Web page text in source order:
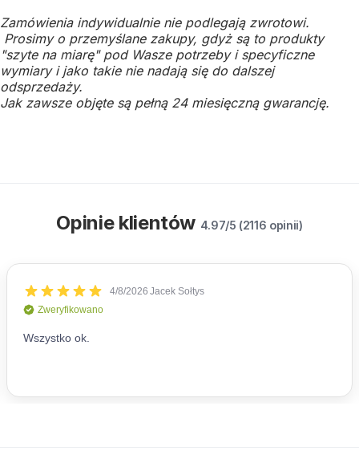
Zamówienia indywidualnie nie podlegają zwrotowi.
Prosimy o przemyślane zakupy, gdyż są to produkty
"szyte na miarę" pod Wasze potrzeby i specyficzne
wymiary i jako takie nie nadają się do dalszej
odsprzedaży.
Jak zawsze objęte są pełną 24 miesięczną gwarancję.
Opinie klientów 4.97/5 (2116 opinii)